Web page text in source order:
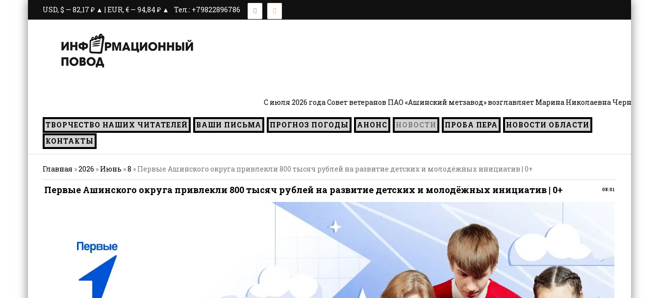
USD, $ — 82,17 ₽ ▲ | EUR, € — 94,84 ₽ ▲ Тел.: +79822896786
С июля 2026 года Совет ветеранов ПАО «Ашинский метзавод» возглавляет Марина Николаевна Чернятьева
ТВОРЧЕСТВО НАШИХ ЧИТАТЕЛЕЙ ВАШИ ПИСЬМА ПРОГНОЗ ПОГОДЫ АНОНС НОВОСТИ ПРОБА ПЕРА
НОВОСТИ ОБЛАСТИ
КОНТАКТЫ
Главная »2026 » Июнь »8 » Первые Ашинского округа привлекли 800 тысяч рублей на развитие детских и молодёжных инициатив | 0+
08:01
Первые Ашинского округа привлекли 800 тысяч рублей на развитие детских и молодёжных инициатив | 0+